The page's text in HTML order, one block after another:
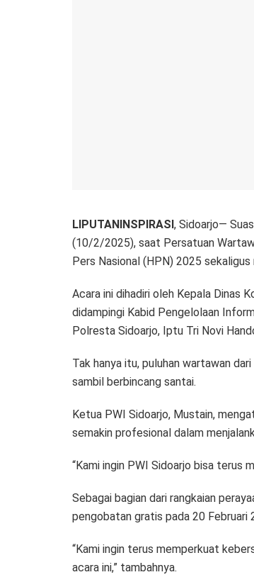
LIPUTANINSPIRASI , Sidoarjo—
(10/2/2025), saat Persatuan
Pers Nasional (HPN) 2025
Acara ini dihadiri oleh Kepala Dinas
didampingi Kabid Pengelolaan
Polresta Sidoarjo, Iptu Tri Novi
Tak hanya itu, puluhan wartawan
sambil berbincang santai.
Ketua PWI Sidoarjo, Mustain,
semakin profesional dalam
“Kami ingin PWI Sidoarjo bisa terus
Sebagai bagian dari rangkaian
pengobatan gratis pada 20
“Kami ingin terus memperkuat
acara ini,” tambahnya.